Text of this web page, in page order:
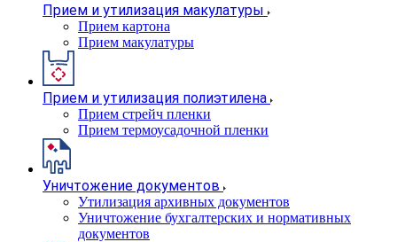
Прием и утилизация макулатуры
Прием картона
Прием макулатуры
Прием и утилизация полиэтилена
Прием стрейч пленки
Прием термоусадочной пленки
Уничтожение документов
Утилизация архивных документов
Уничтожение бухгалтерских и нормативных
документов